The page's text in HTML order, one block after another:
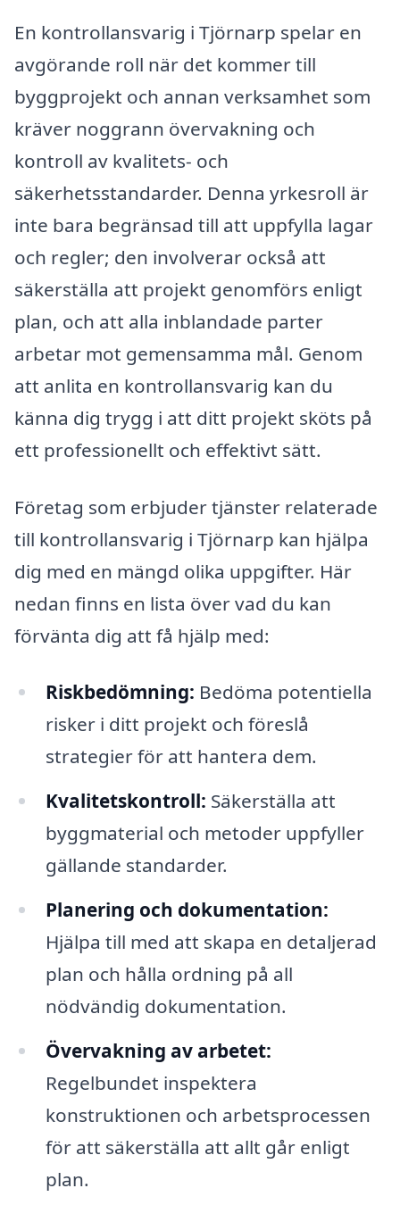
En kontrollansvarig i Tjörnarp spelar en
avgörande roll när det kommer till
byggprojekt och annan verksamhet som
kräver noggrann övervakning och
kontroll av kvalitets- och
säkerhetsstandarder. Denna yrkesroll är
inte bara begränsad till att uppfylla lagar
och regler; den involverar också att
säkerställa att projekt genomförs enligt
plan, och att alla inblandade parter
arbetar mot gemensamma mål. Genom
att anlita en kontrollansvarig kan du
känna dig trygg i att ditt projekt sköts på
ett professionellt och effektivt sätt.
Företag som erbjuder tjänster relaterade
till kontrollansvarig i Tjörnarp kan hjälpa
dig med en mängd olika uppgifter. Här
nedan finns en lista över vad du kan
förvänta dig att få hjälp med:
Riskbedömning: Bedöma potentiella
risker i ditt projekt och föreslå
strategier för att hantera dem.
Kvalitetskontroll: Säkerställa att
byggmaterial och metoder uppfyller
gällande standarder.
Planering och dokumentation:
Hjälpa till med att skapa en detaljerad
plan och hålla ordning på all
nödvändig dokumentation.
Övervakning av arbetet:
Regelbundet inspektera
konstruktionen och arbetsprocessen
för att säkerställa att allt går enligt
plan.